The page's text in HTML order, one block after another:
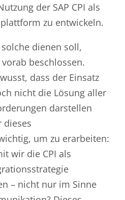
der SAP CPI als
zu entwickeln.
solche dienen soll,
beschlossen.
dass der Einsatz
nicht die Lösung aller
darstellen
dieses
um zu erarbeiten:
wir die CPI als
– nicht nur im Sinne